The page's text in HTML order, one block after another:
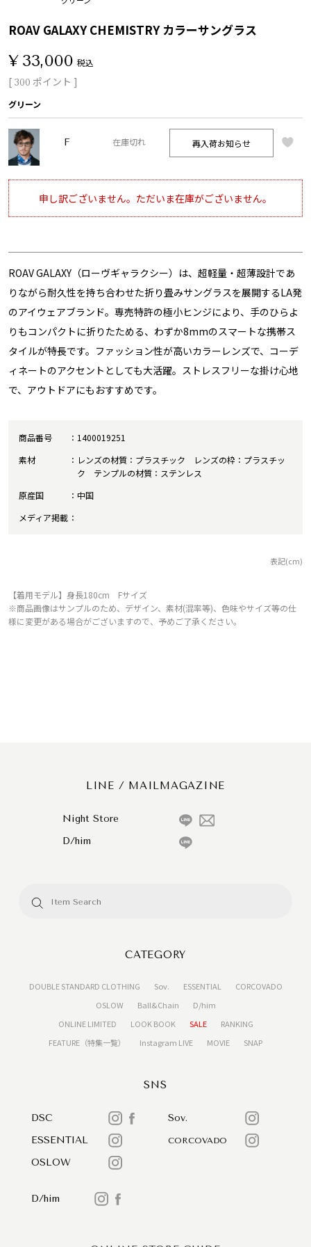
ROAV GALAXY CHEMISTRY カラーサングラス
¥ 33,000 税込
[ 300 ポイント ]
グリーン
F 在庫切れ 再入荷お知らせ
申し訳ございません。ただいま在庫がございません。
ROAV GALAXY（ローヴギャラクシー）は、超軽量・超薄設計であ
りながら耐久性を持ち合わせた折り畳みサングラスを展開するLA発
のアイウェアブランド。専売特許の極小ヒンジにより、手のひらよ
りもコンパクトに折りたためる、わずか8mmのスマートな携帯ス
タイルが特長です。ファッション性が高いカラーレンズで、コーデ
ィネートのアクセントとしても大活躍。ストレスフリーな掛け心地
で、アウトドアにもおすすめです。
商品番号
1400019251
素材
レンズの材質：プラスチック レンズの枠：プラスチッ
ク テンプルの材質：ステンレス
原産国
中国
メディア掲載
表記(cm)
【着用モデル】身長180cm Fサイズ
※商品画像はサンプルのため、デザイン、素材(混率等)、色味やサイズ等の仕
様に変更がある場合がございますので、予めご了承ください。
LINE / MAILMAGAZINE
Night Store
D/him
CATEGORY
DOUBLE STANDARD CLOTHING Sov. ESSENTIAL
CORCOVADO
OSLOW
Ball&Chain
D/him
ONLINE LIMITED
LOOK BOOK SALE
RANKING
FEATURE（特集一覧）
Instagram LIVE MOVIE SNAP
SNS
DSC
Sov.
ESSENTIAL
CORCOVADO
OSLOW
D/him